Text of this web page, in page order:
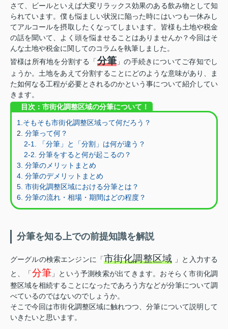
さて、ビールといえば大変リラックス効果のある飲み物として知
られています。僕も悩ましい状況に陥った時にはいつも一休みし
てアルコールを摂取したくなってしまいます。皆様も土地や税金
の話を聞いて、よく頭を悩ませることはありませんか？今回はそ
んな土地や税金に関してのコラムを執筆しました。
皆様は所有地を分割する「分筆 」の手続きについてご存知でし
ょうか。土地をあえて分割することにどのような意味があり、ま
た如何なる工程が必要とされるのかという事について紹介してい
きます。
目次：市街化調整区域の分筆について！
1.そもそも市街化調整区域って何だろう？
2. 分筆って何？
2-1. 「分筆」と「分割」は何が違う？
2-2. 分筆をすると何が起こるの？
3. 分筆のメリットまとめ
4. 分筆のデメリットまとめ
5. 市街化調整区域における分筆とは？
6. 分筆の流れ・相場・期間はどの程度？
分筆を知る上での前提知識を解説
グーグルの検索エンジンに「市街化調整区域
」と入力する
と、「分筆 」という予測検索が出てきます。おそらく市街化調
整区域を相続することになったであろう方などが分筆について調
べているのではないのでしょうか。
そこで今回は市街化調整区域に触れつつ、分筆について説明して
いきたいと思います。